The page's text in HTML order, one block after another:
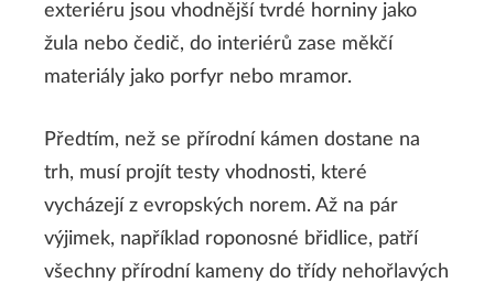
exteriéru jsou vhodnější tvrdé horniny jako
žula nebo čedič, do interiérů zase měkčí
materiály jako porfyr nebo mramor.
Předtím, než se přírodní kámen dostane na
trh, musí projít testy vhodnosti, které
vycházejí z evropských norem. Až na pár
výjimek, například roponosné břidlice, patří
všechny přírodní kameny do třídy nehořlavých